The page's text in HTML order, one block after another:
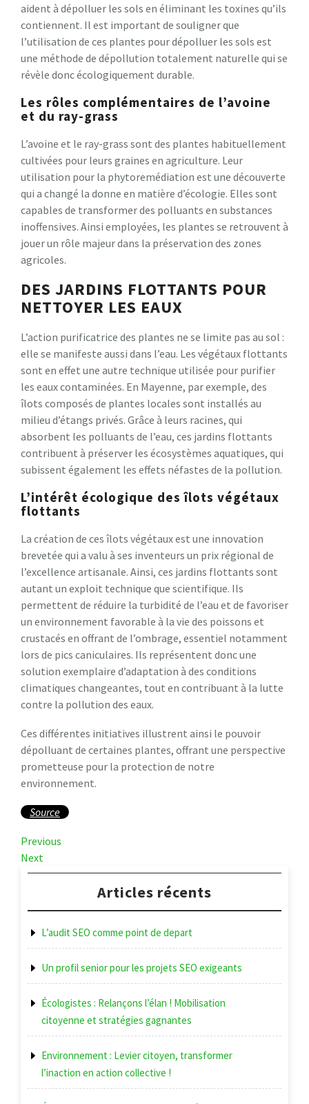
aident à dépolluer les sols en éliminant les toxines qu’ils
contiennent. Il est important de souligner que
l’utilisation de ces plantes pour dépolluer les sols est
une méthode de dépollution totalement naturelle qui se
révèle donc écologiquement durable.
Les rôles complémentaires de l’avoine
et du ray-grass
L’avoine et le ray-grass sont des plantes habituellement
cultivées pour leurs graines en agriculture. Leur
utilisation pour la phytoremédiation est une découverte
qui a changé la donne en matière d’écologie. Elles sont
capables de transformer des polluants en substances
inoffensives. Ainsi employées, les plantes se retrouvent à
jouer un rôle majeur dans la préservation des zones
agricoles.
DES JARDINS FLOTTANTS POUR
NETTOYER LES EAUX
L’action purificatrice des plantes ne se limite pas au sol :
elle se manifeste aussi dans l’eau. Les végétaux flottants
sont en effet une autre technique utilisée pour purifier
les eaux contaminées. En Mayenne, par exemple, des
îlots composés de plantes locales sont installés au
milieu d’étangs privés. Grâce à leurs racines, qui
absorbent les polluants de l’eau, ces jardins flottants
contribuent à préserver les écosystèmes aquatiques, qui
subissent également les effets néfastes de la pollution.
L’intérêt écologique des îlots végétaux
flottants
La création de ces îlots végétaux est une innovation
brevetée qui a valu à ses inventeurs un prix régional de
l’excellence artisanale. Ainsi, ces jardins flottants sont
autant un exploit technique que scientifique. Ils
permettent de réduire la turbidité de l’eau et de favoriser
un environnement favorable à la vie des poissons et
crustacés en offrant de l’ombrage, essentiel notamment
lors de pics caniculaires. Ils représentent donc une
solution exemplaire d’adaptation à des conditions
climatiques changeantes, tout en contribuant à la lutte
contre la pollution des eaux.
Ces différentes initiatives illustrent ainsi le pouvoir
dépolluant de certaines plantes, offrant une perspective
prometteuse pour la protection de notre
environnement.
Source
Navigation
de
l’article
Previous
Post
Previous
Next
Post
Next
Articles récents
L’audit SEO comme point de depart
Un profil senior pour les projets SEO exigeants
Écologistes : Relançons l’élan ! Mobilisation
citoyenne et stratégies gagnantes
Environnement : Levier citoyen, transformer
l’inaction en action collective !